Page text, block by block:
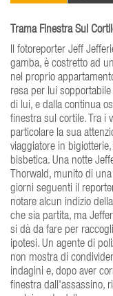
Trama Finestra Sul
Il fotoreporter Jeff
gamba, è costretto ad
nel proprio
resa per lui
di lui, e dalla continua
finestra sul cortile. Tra i
particolare la sua
viaggiatore in
bisbetica. Una notte
Thorwald, munito di
giorni seguenti il
notare alcun indizio
che sia partita, ma
si dà da fare per
ipotesi. Un agente di
non mostra di
indagini e, dopo aver
finestra dall'assassino,